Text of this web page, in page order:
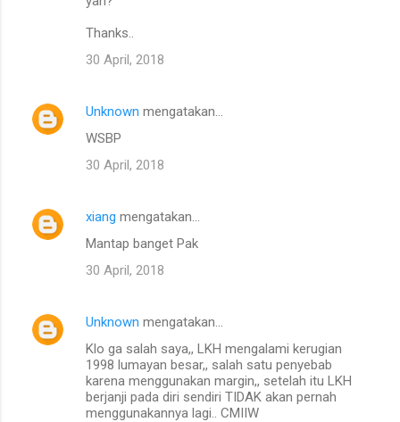
a
Thanks..
30 April, 2018
Unknown mengatakan…
WSBP
30 April, 2018
xiang mengatakan…
Mantap banget Pak
30 April, 2018
Unknown mengatakan…
Klo ga salah saya,, LKH mengalami kerugian
1998 lumayan besar,, salah satu penyebab
karena menggunakan margin,, setelah itu LKH
berjanji pada diri sendiri TIDAK akan pernah
menggunakannya lagi.. CMIIW